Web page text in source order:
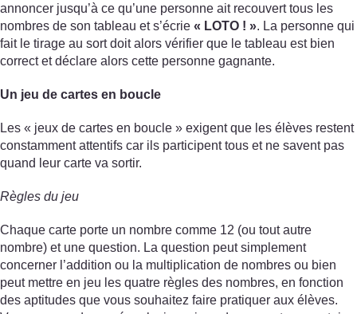
annoncer jusqu’à ce qu’une personne ait recouvert tous les
nombres de son tableau et s’écrie « LOTO ! ». La personne qui
fait le tirage au sort doit alors vérifier que le tableau est bien
correct et déclare alors cette personne gagnante.
Un jeu de cartes en boucle
Les « jeux de cartes en boucle » exigent que les élèves restent
constamment attentifs car ils participent tous et ne savent pas
quand leur carte va sortir.
Règles du jeu
Chaque carte porte un nombre comme 12 (ou tout autre
nombre) et une question. La question peut simplement
concerner l’addition ou la multiplication de nombres ou bien
peut mettre en jeu les quatre règles des nombres, en fonction
des aptitudes que vous souhaitez faire pratiquer aux élèves.